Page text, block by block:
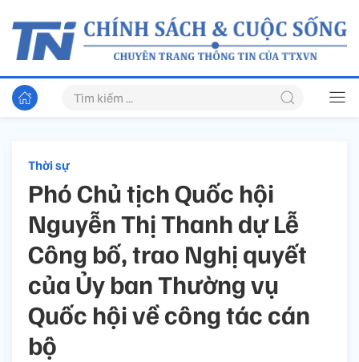
Thời sự
Phó Chủ tịch Quốc hội
Nguyễn Thị Thanh dự Lễ
Công bố, trao Nghị quyết
của Ủy ban Thường vụ
Quốc hội về công tác cán
bộ